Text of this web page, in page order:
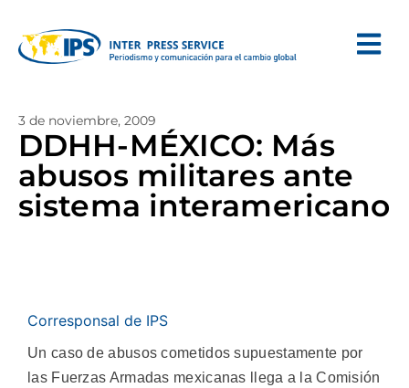
3 de noviembre, 2009
DDHH-MÉXICO: Más
abusos militares ante
sistema interamericano
Corresponsal de IPS
Un caso de abusos cometidos supuestamente por
las Fuerzas Armadas mexicanas llega a la Comisión